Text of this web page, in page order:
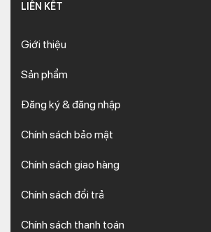
LIÊN KẾT
Giới thiệu
Sản phẩm
Đăng ký & đăng nhập
Chính sách bảo mật
Chính sách giao hàng
Chính sách đổi trả
Chính sách thanh toán